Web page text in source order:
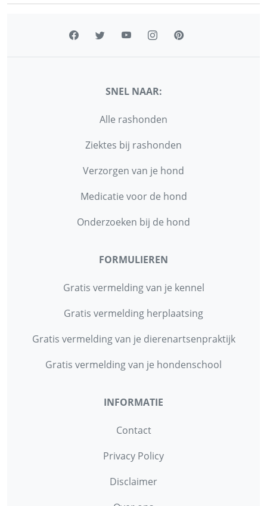
SNEL NAAR:
Alle rashonden
Ziektes bij rashonden
Verzorgen van je hond
Medicatie voor de hond
Onderzoeken bij de hond
FORMULIEREN
Gratis vermelding van je kennel
Gratis vermelding herplaatsing
Gratis vermelding van je dierenartsenpraktijk
Gratis vermelding van je hondenschool
INFORMATIE
Contact
Privacy Policy
Disclaimer